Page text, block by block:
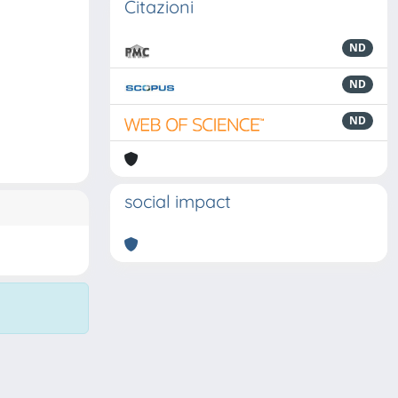
Citazioni
ND
ND
ND
social impact